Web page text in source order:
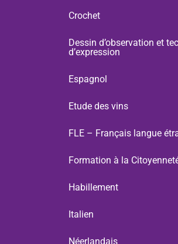
Crochet
Dessin d’observation et
d’expression
Espagnol
Etude des vins
FLE – Français langue
Formation à la
Habillement
Italien
Néerlandais